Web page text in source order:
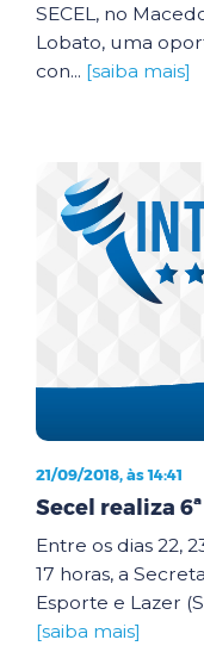
SECEL, no
Lobato, uma
con... [saiba mais]
21/09/2018, às 14:41
Secel realiza
Entre os dias 22,
17 horas, a
Esporte e Lazer
[saiba mais]